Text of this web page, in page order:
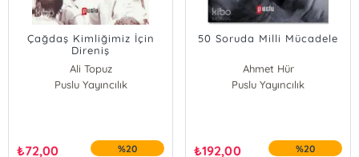
Çağdaş Kimliğimiz İçin
Direniş
Ali Topuz
Puslu Yayıncılık
₺72,00 %20
50 Soruda Milli Mücadele
Ahmet Hür
Puslu Yayıncılık
₺192,00 %20